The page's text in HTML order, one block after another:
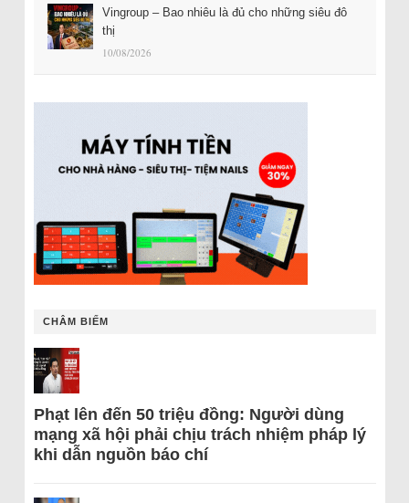
Vingroup – Bao nhiêu là đủ cho những siêu đô
thị
10/08/2026
CHÂM BIẾM
Phạt lên đến 50 triệu đồng: Người dùng
mạng xã hội phải chịu trách nhiệm pháp lý
khi dẫn nguồn báo chí